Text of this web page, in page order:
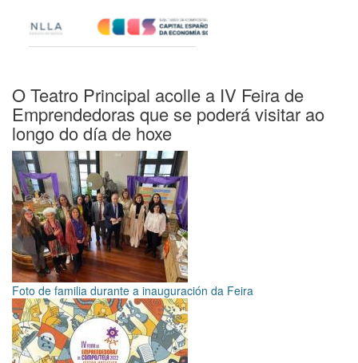
O Teatro Principal acolle a IV Feira de
Emprendedoras que se poderá visitar ao
longo do día de hoxe
Foto de familia durante a inauguración da Feira